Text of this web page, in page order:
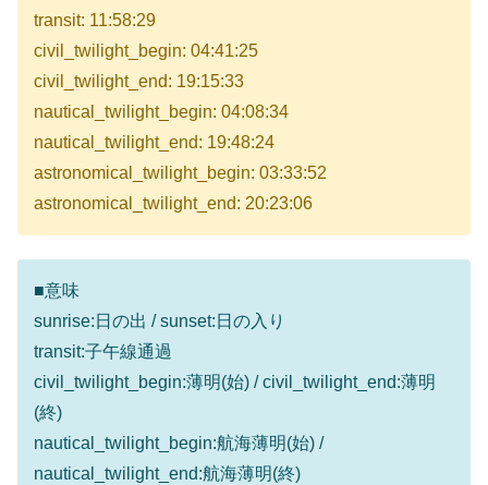
transit: 11:58:29
civil_twilight_begin: 04:41:25
civil_twilight_end: 19:15:33
nautical_twilight_begin: 04:08:34
nautical_twilight_end: 19:48:24
astronomical_twilight_begin: 03:33:52
astronomical_twilight_end: 20:23:06
■意味
sunrise:日の出 / sunset:日の入り
transit:子午線通過
civil_twilight_begin:薄明(始) / civil_twilight_end:薄明
(終)
nautical_twilight_begin:航海薄明(始) /
nautical_twilight_end:航海薄明(終)